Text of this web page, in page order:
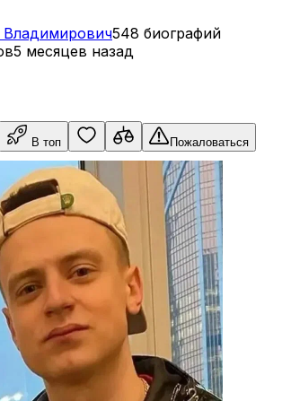
Владимирович548 биографий
5 месяцев назад
В топ Пожаловаться